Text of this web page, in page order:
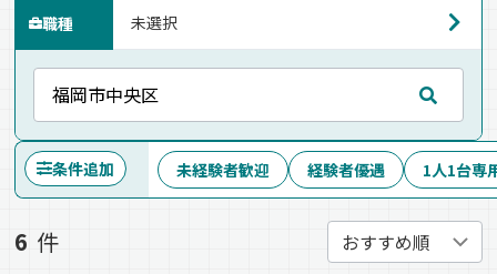
職種
条件追加 未経験者歓迎 経験者優遇 1人1台専
6 件